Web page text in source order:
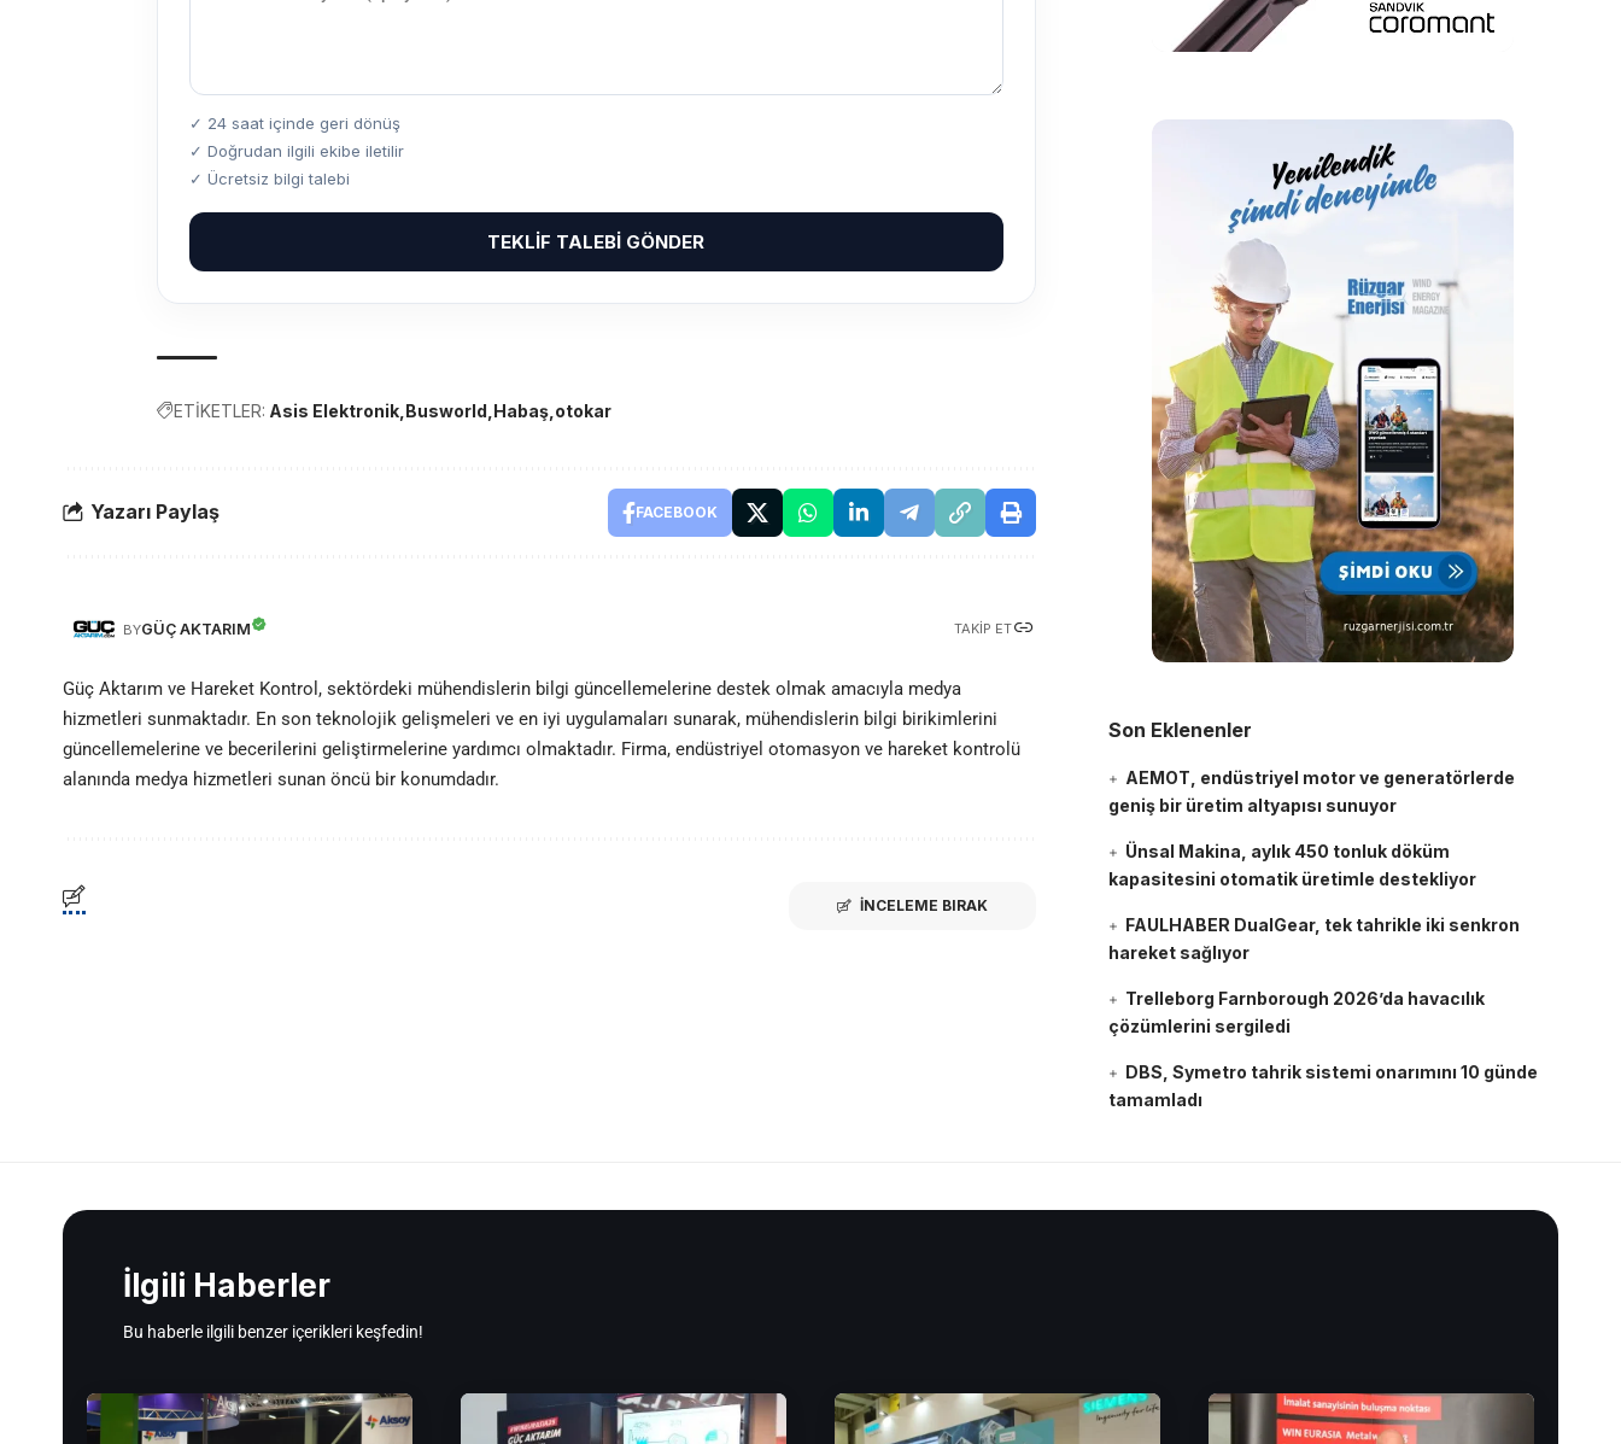
✓ 24 saat içinde geri dönüş
✓ Doğrudan ilgili ekibe iletilir
✓ Ücretsiz bilgi talebi
TEKLIF TALEBI GÖNDER
ETİKETLER: Asis Elektronik Busworld Habaş otokar
Yazarı Paylaş FACEBOOK
BYGÜÇ AKTARIM TAKIP ET
Güç Aktarım ve Hareket Kontrol, sektördeki mühendislerin bilgi güncellemelerine destek olmak amacıyla medya
hizmetleri sunmaktadır. En son teknolojik gelişmeleri ve en iyi uygulamaları sunarak, mühendislerin bilgi birikimlerini
güncellemelerine ve becerilerini geliştirmelerine yardımcı olmaktadır. Firma, endüstriyel otomasyon ve hareket kontrolü
alanında medya hizmetleri sunan öncü bir konumdadır.
İNCELEME BIRAK
Son Eklenenler
AEMOT, endüstriyel motor ve generatörlerde
geniş bir üretim altyapısı sunuyor
Ünsal Makina, aylık 450 tonluk döküm
kapasitesini otomatik üretimle destekliyor
FAULHABER DualGear, tek tahrikle iki senkron
hareket sağlıyor
Trelleborg Farnborough 2026’da havacılık
çözümlerini sergiledi
DBS, Symetro tahrik sistemi onarımını 10 günde
tamamladı
İlgili Haberler
Bu haberle ilgili benzer içerikleri keşfedin!